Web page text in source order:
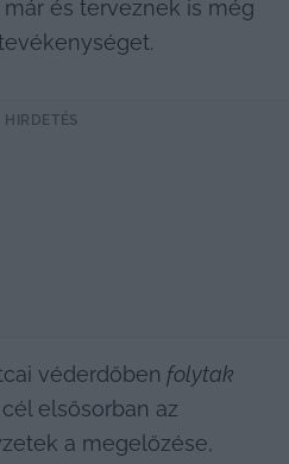
és terveznek is még
HIRDETÉS
véderdőben folytak
elsősorban az
a megelőzése,